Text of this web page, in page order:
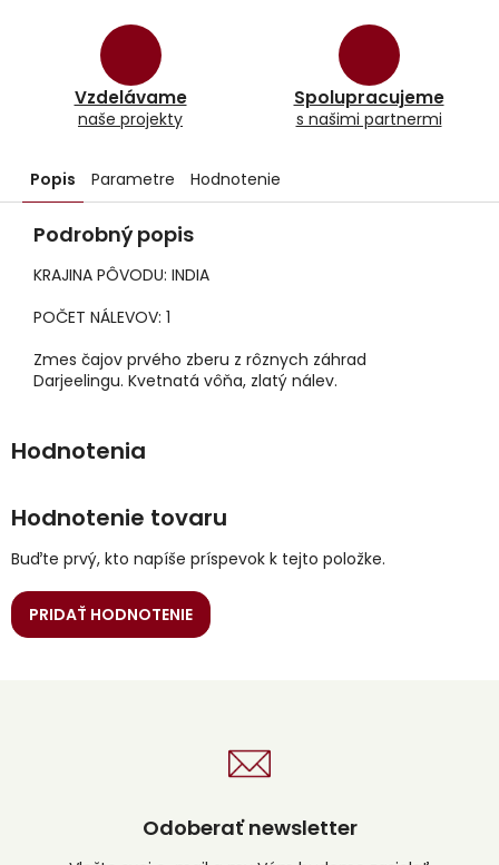
Vzdelávame
naše projekty
Spolupracujeme
s našimi partnermi
Popis Parametre Hodnotenie
Podrobný popis
KRAJINA PÔVODU: INDIA
POČET NÁLEVOV: 1
Zmes čajov prvého zberu z rôznych záhrad
Darjeelingu. Kvetnatá vôňa, zlatý nálev.
Hodnotenie tovaru
Buďte prvý, kto napíše príspevok k tejto položke.
PRIDAŤ HODNOTENIE
Odoberať newsletter